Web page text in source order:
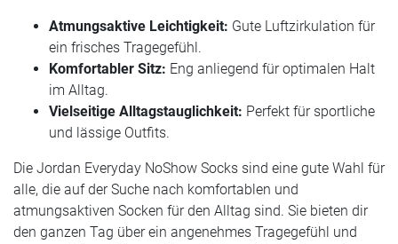
Atmungsaktive Leichtigkeit: Gute Luftzirkulation für
ein frisches Tragegefühl.
Komfortabler Sitz: Eng anliegend für optimalen Halt
im Alltag.
Vielseitige Alltagstauglichkeit: Perfekt für sportliche
und lässige Outfits.
Die Jordan Everyday NoShow Socks sind eine gute Wahl für
alle, die auf der Suche nach komfortablen und
atmungsaktiven Socken für den Alltag sind. Sie bieten dir
den ganzen Tag über ein angenehmes Tragegefühl und